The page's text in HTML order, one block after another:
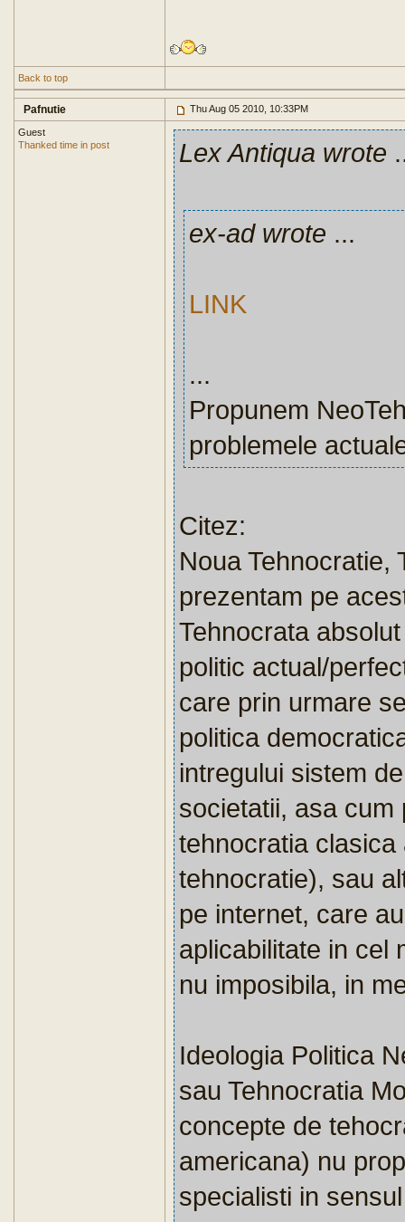
Back to top
Pafnutie Thu Aug 05 2010, 10:33PM
Guest
Thanked time in post
Lex Antiqua wrote
ex-ad wrote ...
LINK
...
Propunem
problemele
Citez:
Noua Tehnocratie,
prezentam pe
Tehnocrata
politic actual/
care prin urmare
politica
intregului sistem
societatii, asa cum
tehnocratia
tehnocratie), sau
pe internet, care
aplicabilitate in cel
nu imposibila, in
Ideologia Politica
sau Tehnocratia
concepte de
americana) nu
specialisti in